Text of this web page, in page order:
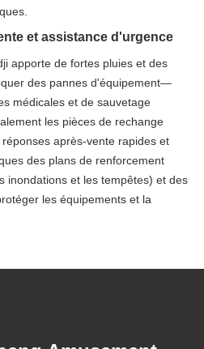
et assistance d'urgence​
apporte de fortes pluies et des
des pannes d'équipement—
médicales et de sauvetage
les pièces de rechange
après-vente rapides et
des plans de renforcement
inondations et les tempêtes) et des
les équipements et la